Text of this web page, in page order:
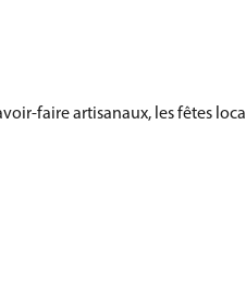
faire artisanaux, les fêtes